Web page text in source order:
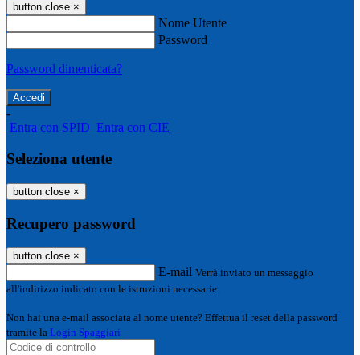
button close ×
Nome Utente
Password
Password dimenticata?
-
Entra con SPID Entra con CIE
Seleziona utente
button close ×
Recupero password
button close ×
E-mail Verrà inviato un messaggio
all'indirizzo indicato con le istruzioni necessarie.
Non hai una e-mail associata al nome utente? Effettua il reset della password
tramite la Login Spaggiari